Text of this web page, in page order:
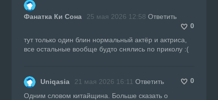
Фанатка Ки Сона 25 мая 2026 12:58 Ответить
0
тут только один блин нормальный актёр и актриса,
все остальные вообще будто снялись по приколу :(
Uniqasia 21 мая 2026 16:11 Ответить
0
Одним словом китайщина. Больше сказать о